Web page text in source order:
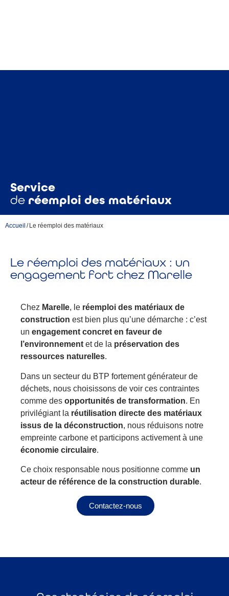
Service
de réemploi des matériaux
Accueil / Le réemploi des matériaux
Le réemploi des matériaux : un
engagement fort chez Marelle
Chez Marelle, le réemploi des matériaux de
construction est bien plus qu’une démarche : c’est
un engagement concret en faveur de
l’environnement et de la préservation des
ressources naturelles.
Dans un secteur du BTP fortement générateur de
déchets, nous choisissons de voir ces contraintes
comme des opportunités de transformation. En
privilégiant la réutilisation directe des matériaux
issus de la déconstruction, nous réduisons notre
empreinte carbone et participons activement à une
économie circulaire.
Ce choix responsable nous positionne comme un
acteur de référence de la construction durable.
Contactez-nous